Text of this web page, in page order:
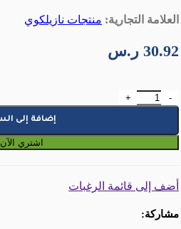
العلامة التجارية: منتجات نازيلكوي
30.92 ر.س
كمية مربى اللافندر (الخزامى) التركي
إضافة إلى
اشتري الآن
أضف إلى قائمة الرغبات
مشاركة: